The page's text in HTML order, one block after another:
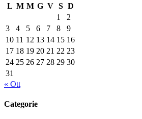
L M M G V S D
1
2
3
4 5 6 7 8
9
10 11 12 13 14 15 16
17 18 19 20 21 22 23
24 25 26 27 28 29 30
31
« Ott
Categorie